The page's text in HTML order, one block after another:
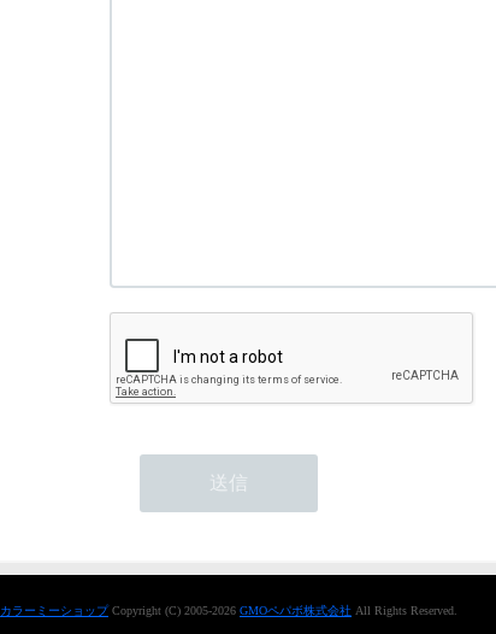
カラーミーショップCopyright (C) 2005-2026 GMOペパボ株式会社 All Rights Reserved.